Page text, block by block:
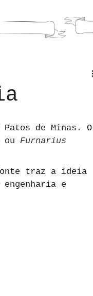
de Minas. O
ou Furnarius
traz a ideia
engenharia e